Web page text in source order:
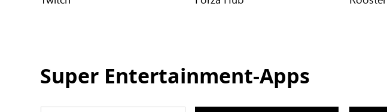
Super Entertainment-Apps